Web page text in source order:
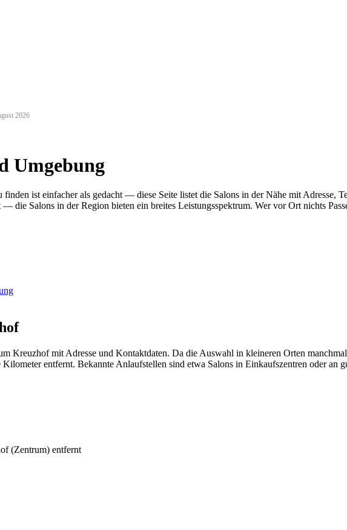
2026
Umgebung
ist einfacher als gedacht — diese Seite listet die Salons in der Nähe mit Adresse,
die Salons in der Region bieten ein breites Leistungsspektrum. Wer vor Ort nichts
Kreuzhof mit Adresse und Kontaktdaten. Da die Auswahl in kleineren Orten
entfernt. Bekannte Anlaufstellen sind etwa Salons in Einkaufszentren oder an
(Zentrum) entfernt